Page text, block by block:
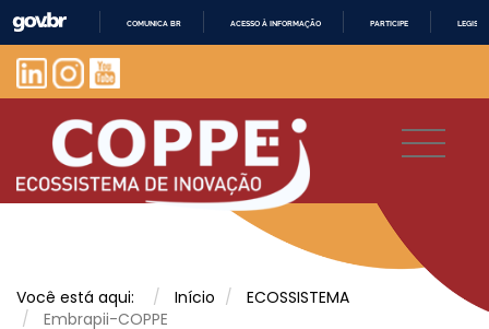
CONTEÚDO
COMUNICA BR ACESSO À INFORMAÇÃO PARTICIPE
Você está aqui: Início
ECOSSISTEMA
Embrapii-COPPE